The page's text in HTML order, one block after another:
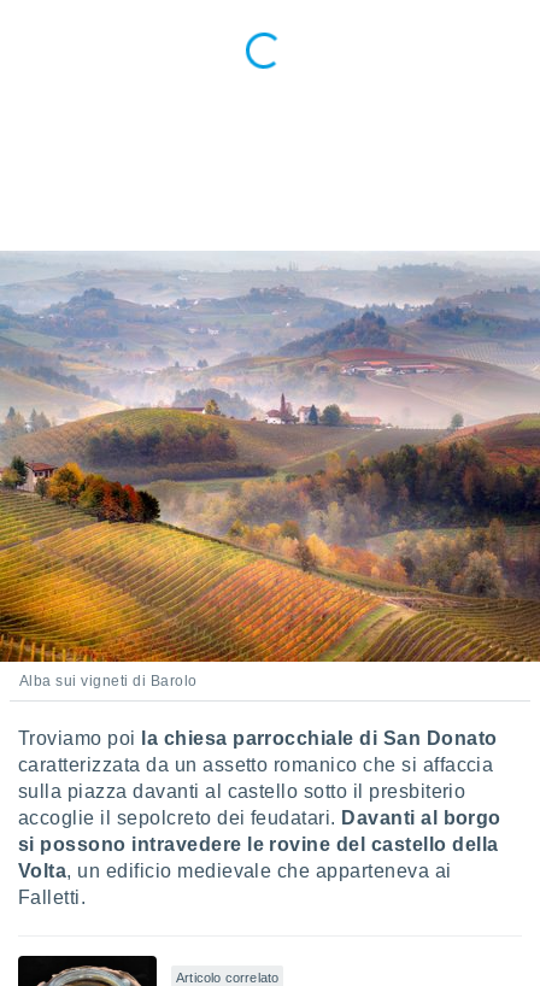
per
profili
degli
dei
il
o la
di
e
Alba sui vigneti di Barolo
Troviamo poi
la chiesa parrocchiale di San Donato
caratterizzata da un assetto romanico che si affaccia
sulla piazza davanti al castello sotto il presbiterio
accoglie il sepolcreto dei feudatari. Davanti al borgo
si possono intravedere le rovine del castello della
Volta, un edificio medievale che apparteneva ai
Falletti.
Articolo correlato